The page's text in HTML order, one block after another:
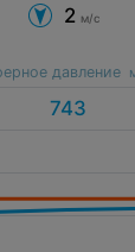
2 м/с
давление